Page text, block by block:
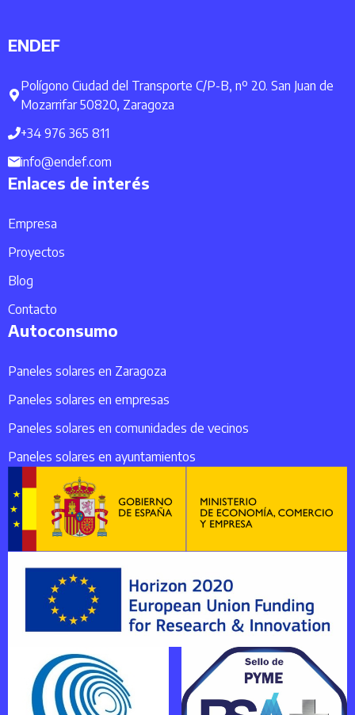
ENDEF
Polígono Ciudad del Transporte C/P-B, nº 20. San Juan de
Mozarrifar 50820, Zaragoza
+34 976 365 811
info@endef.com
Enlaces de interés
Empresa
Proyectos
Blog
Contacto
Autoconsumo
Paneles solares en Zaragoza
Paneles solares en empresas
Paneles solares en comunidades de vecinos
Paneles solares en ayuntamientos